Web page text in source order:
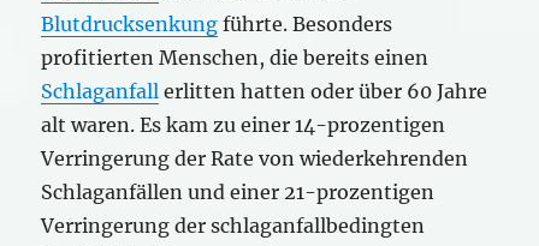
Blutdrucksenkung führte. Besonders
profitierten Menschen, die bereits einen
Schlaganfall erlitten hatten oder über 60 Jahre
alt waren. Es kam zu einer 14-prozentigen
Verringerung der Rate von wiederkehrenden
Schlaganfällen und einer 21-prozentigen
Verringerung der schlaganfallbedingten